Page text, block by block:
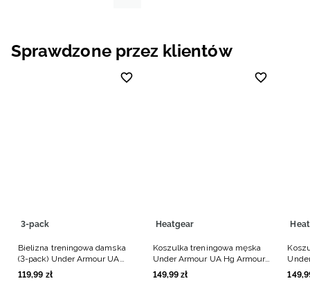
Sprawdzone przez klientów
3-pack
Bielizna treningowa damska
(3-pack) Under Armour UA
Pure Stretch NS Hip - czarna
119,99 zł
Heatgear
Koszulka treningowa męska
Under Armour UA Hg Armour
Comp Ss - czarna
149,99 zł 149,